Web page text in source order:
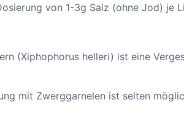
von 1-3g Salz (ohne Jod) je
(Xiphophorus helleri) ist eine
mit Zwerggarnelen ist selten